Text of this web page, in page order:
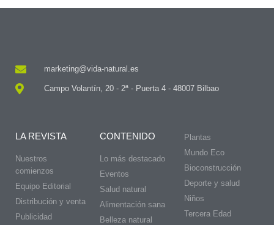
marketing@vida-natural.es
Campo Volantín, 20 - 2ª - Puerta 4 - 48007 Bilbao
LA REVISTA
Nuestros
comienzos
Equipo Editorial
Distribución y venta
Publicidad
CONTENIDO
Lo más destacado
Eventos
Salud natural
Alimentación sana
Belleza natural
Plantas
Mundo Eco
Bioconstrucción
Deporte y salud
Niños
Tercera Edad